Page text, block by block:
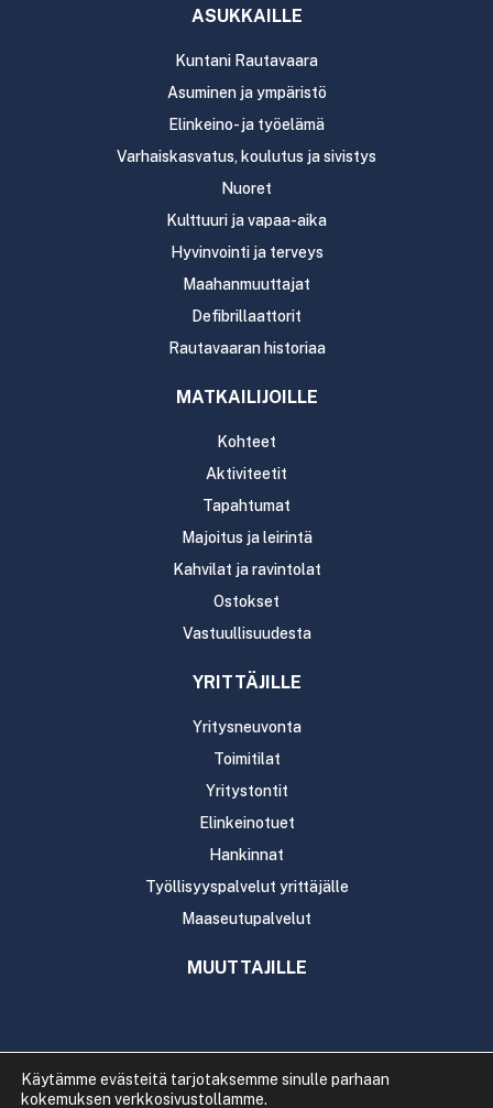
ASUKKAILLE
Kuntani Rautavaara
Asuminen ja ympäristö
Elinkeino- ja työelämä
Varhaiskasvatus, koulutus ja sivistys
Nuoret
Kulttuuri ja vapaa-aika
Hyvinvointi ja terveys
Maahanmuuttajat
Defibrillaattorit
Rautavaaran historiaa
MATKAILIJOILLE
Kohteet
Aktiviteetit
Tapahtumat
Majoitus ja leirintä
Kahvilat ja ravintolat
Ostokset
Vastuullisuudesta
YRITTÄJILLE
Yritysneuvonta
Toimitilat
Yritystontit
Elinkeinotuet
Hankinnat
Työllisyyspalvelut yrittäjälle
Maaseutupalvelut
MUUTTAJILLE
Copyright 2020 Rautavaaran kunta
Käytämme evästeitä tarjotaksemme sinulle parhaan
kokemuksen verkkosivustollamme.